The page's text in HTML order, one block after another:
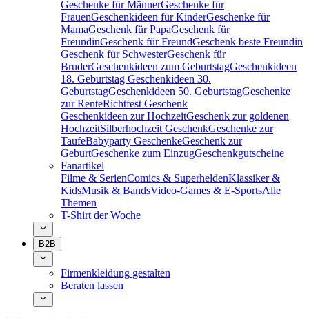
Geschenke für MännerGeschenke für
FrauenGeschenkideen für KinderGeschenke für
MamaGeschenk für PapaGeschenk für
FreundinGeschenk für FreundGeschenk beste Freundin
Geschenk für SchwesterGeschenk für
BruderGeschenkideen zum GeburtstagGeschenkideen
18. Geburtstag Geschenkideen 30.
GeburtstagGeschenkideen 50. GeburtstagGeschenke
zur RenteRichtfest Geschenk
Geschenkideen zur HochzeitGeschenk zur goldenen
HochzeitSilberhochzeit GeschenkGeschenke zur
TaufeBabyparty GeschenkeGeschenk zur
GeburtGeschenke zum EinzugGeschenkgutscheine
Fanartikel
Filme & SerienComics & SuperheldenKlassiker &
KidsMusik & BandsVideo-Games & E-SportsAlle
Themen
T-Shirt der Woche
B2B
Firmenkleidung gestalten
Beraten lassen